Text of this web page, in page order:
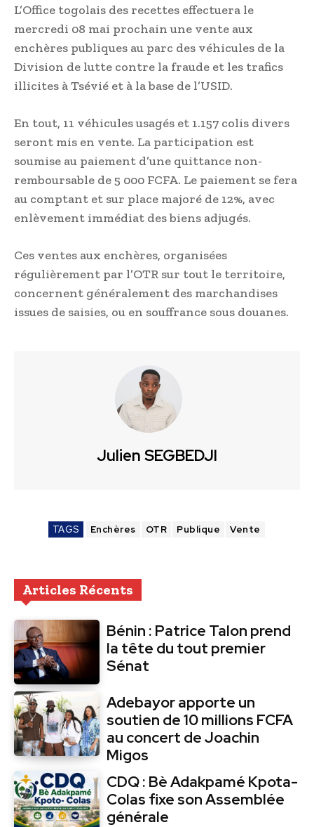
L’Office togolais des recettes effectuera le
mercredi 08 mai prochain une vente aux
enchères publiques au parc des véhicules de la
Division de lutte contre la fraude et les trafics
illicites à Tsévié et à la base de l’USID.
En tout, 11 véhicules usagés et 1.157 colis divers
seront mis en vente. La participation est
soumise au paiement d’une quittance non-
remboursable de 5 000 FCFA. Le paiement se fera
au comptant et sur place majoré de 12%, avec
enlèvement immédiat des biens adjugés.
Ces ventes aux enchères, organisées
régulièrement par l’OTR sur tout le territoire,
concernent généralement des marchandises
issues de saisies, ou en souffrance sous douanes.
Julien SEGBEDJI
TAGS Enchères OTR Publique Vente
Articles Récents
Bénin : Patrice Talon prend
la tête du tout premier
Sénat
Adebayor apporte un
soutien de 10 millions FCFA
au concert de Joachin
Migos
CDQ : Bè Adakpamé Kpota-
Colas fixe son Assemblée
générale